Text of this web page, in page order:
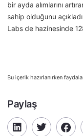
bir ayda alımlarını
sahip olduğunu
Labs de hazinesinde
Bu içerik hazırlanırken
Paylaş